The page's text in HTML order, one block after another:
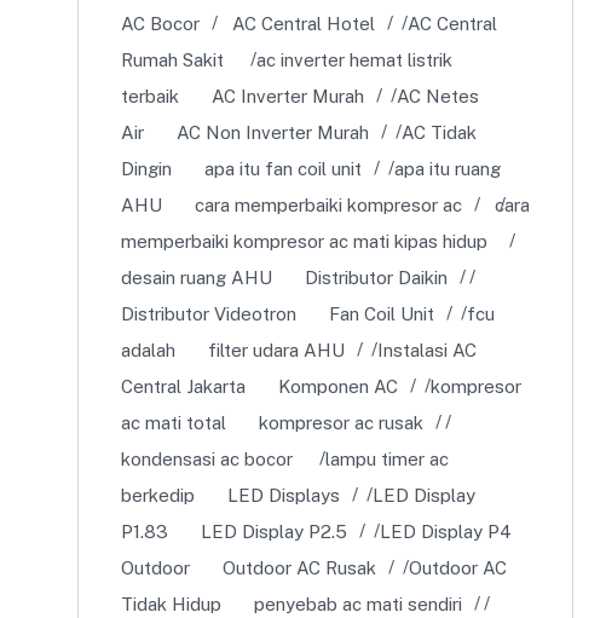
AC Bocor AC Central Hotel
AC Central
Rumah Sakit
ac inverter hemat listrik
terbaik
AC Inverter Murah
AC Netes
Air
AC Non Inverter Murah
AC Tidak
Dingin
apa itu fan coil unit
apa itu ruang
AHU
cara memperbaiki kompresor ac
cara
memperbaiki kompresor ac mati kipas hidup
desain ruang AHU
Distributor Daikin
Distributor Videotron
Fan Coil Unit
fcu
adalah
filter udara AHU
Instalasi AC
Central Jakarta
Komponen AC
kompresor
ac mati total
kompresor ac rusak
kondensasi ac bocor
lampu timer ac
berkedip
LED Displays
LED Display
P1.83
LED Display P2.5
LED Display P4
Outdoor
Outdoor AC Rusak
Outdoor AC
Tidak Hidup
penyebab ac mati sendiri